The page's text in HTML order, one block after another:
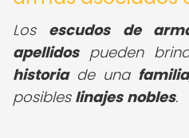
Los escudos de
apellidospueden
historiade una familia
posibles linajes nobles.